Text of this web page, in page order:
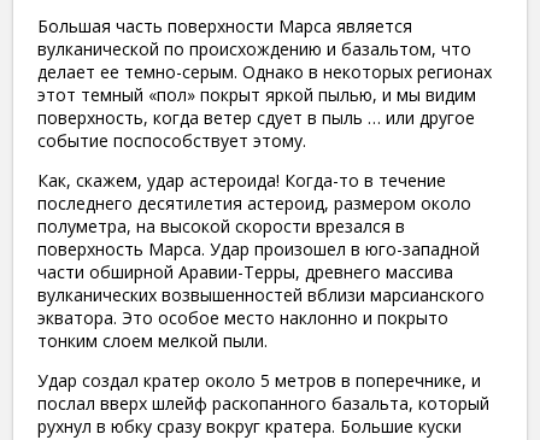
Большая часть поверхности Марса является
вулканической по происхождению и базальтом, что
делает ее темно-серым. Однако в некоторых регионах
этот темный «пол» покрыт яркой пылью, и мы видим
поверхность, когда ветер сдует в пыль … или другое
событие поспособствует этому.
Как, скажем, удар астероида! Когда-то в течение
последнего десятилетия астероид, размером около
полуметра, на высокой скорости врезался в
поверхность Марса. Удар произошел в юго-западной
части обширной Аравии-Терры, древнего массива
вулканических возвышенностей вблизи марсианского
экватора. Это особое место наклонно и покрыто
тонким слоем мелкой пыли.
Удар создал кратер около 5 метров в поперечнике, и
послал вверх шлейф раскопанного базальта, который
рухнул в юбку сразу вокруг кратера. Большие куски